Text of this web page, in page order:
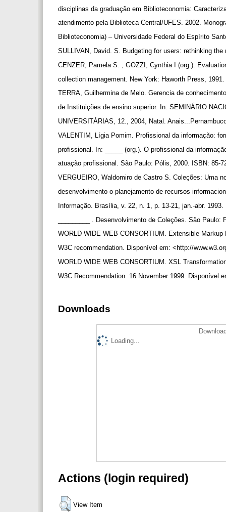
disciplinas da graduação em Biblioteconomia:
atendimento pela Biblioteca Central/UFES. 2002.
Biblioteconomia) – Universidade Federal do Espírito
SULLIVAN, David. S. Budgeting for users: rethinking
CENZER, Pamela S. ; GOZZI, Cynthia I (org.).
collection management. New York: Haworth Press,
TERRA, Guilhermina de Melo. Gerencia de
de Instituições de ensino superior. In: SEMINÁRIO
UNIVERSITÁRIAS, 12., 2004, Natal.
VALENTIM, Lígia Pomim. Profissional da informação:
profissional. In: _____ (org.). O profissional da
atuação profissional. São Paulo: Pólis, 2000. ISBN: 85-
VERGUEIRO, Waldomiro de Castro S. Coleções: Uma
desenvolvimento o planejamento de recursos
Informação. Brasília, v. 22, n. 1, p. 13-21, jan.-abr. 1993.
_________ . Desenvolvimento de Coleções. São
WORLD WIDE WEB CONSORTIUM. Extensible
W3C recommendation. Disponível em: <http://
WORLD WIDE WEB CONSORTIUM. XSL
W3C Recommendation. 16 November 1999. Disponível
Downloads
Loading...
Actions (login required)
View Item